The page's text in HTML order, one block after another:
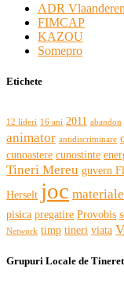
ADR Vlaanderen
FIMCAP
KAZOU
Somepro
Etichete
12 lideri 16 ani 2011 abandon
animator antidiscriminare
cunoastere cunostinte
Tineri Mereu guvern
Herselt joc materiale
pisica pregatire Provobis
Network timp tineri viata
Grupuri Locale de Tineret